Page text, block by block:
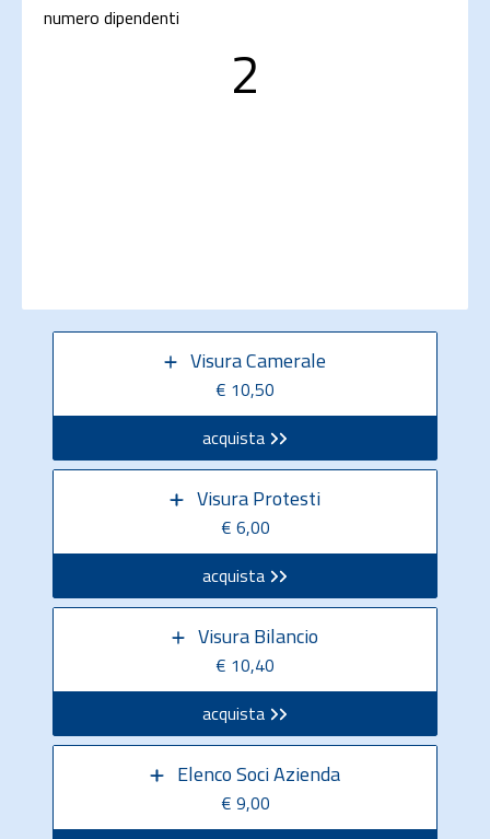
numero dipendenti
2
Visura Camerale
€ 10,50
acquista
Visura Protesti
€ 6,00
acquista
Visura Bilancio
€ 10,40
acquista
Elenco Soci Azienda
€ 9,00